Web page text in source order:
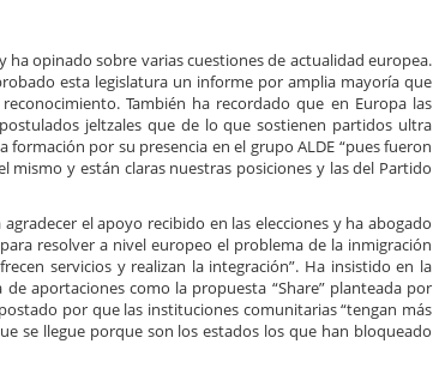
ha opinado sobre varias cuestiones de actualidad europea.
esta legislatura un informe por amplia mayoría que
También ha recordado que en Europa las
jeltzales que de lo que sostienen partidos ultra
por su presencia en el grupo ALDE “pues fueron
y están claras nuestras posiciones y las del Partido
el apoyo recibido en las elecciones y ha abogado
resolver a nivel europeo el problema de la inmigración
servicios y realizan la integración”. Ha insistido en la
aportaciones como la propuesta “Share” planteada por
por que las instituciones comunitarias “tengan más
se llegue porque son los estados los que han bloqueado